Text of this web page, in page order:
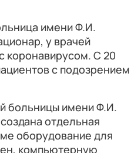
имени Ф.И.
у врачей
коронавирусом. С 20
с подозрением
больницы имени Ф.И.
отдельная
оборудование для
компьютерную